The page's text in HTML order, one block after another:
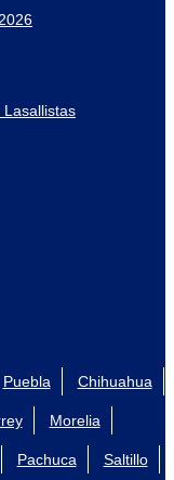
Lasallistas
Puebla Chihuahua
Morelia
Pachuca Saltillo